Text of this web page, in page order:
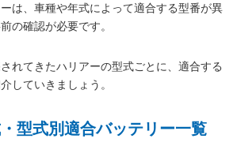
は、車種や年式によって適合する型番が異
の確認が必要です。
れてきたハリアーの型式ごとに、適合する
していきましょう。
型式別適合バッテリー一覧